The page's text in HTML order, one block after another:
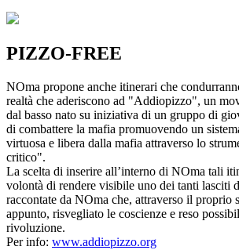
PIZZO-FREE
NOma propone anche itinerari che
realtà che aderiscono ad "Addiopizzo", un
dal basso nato su iniziativa di un gruppo di
di combattere la mafia promuovendo un
virtuosa e libera dalla mafia attraverso lo
critico".
La scelta di inserire all’interno di NOma tali
volontà di rendere visibile uno dei tanti lasciti
raccontate da NOma che, attraverso il proprio
appunto, risvegliato le coscienze e reso
rivoluzione.
Per info: www.addiopizzo.org